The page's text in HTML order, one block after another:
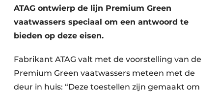
ATAG ontwierp de lijn Premium Green
vaatwassers speciaal om een antwoord te
bieden op deze eisen.
Fabrikant ATAG valt met de voorstelling van de
Premium Green vaatwassers meteen met de
deur in huis: “Deze toestellen zijn gemaakt om